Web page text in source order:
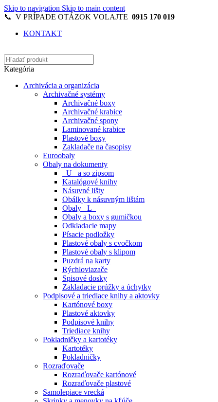
Skip to navigation Skip to main content
📞 V PRÍPADE OTÁZOK VOLAJTE 0915 170 019
KONTAKT
Kategória
Archivácia a organizácia
Archivačné systémy
Archivačné boxy
Archivačné krabice
Archivačné spony
Laminované krabice
Plastové boxy
Zakladače na časopisy
Euroobaly
Obaly na dokumenty
_U_ a so zipsom
Katalógové knihy
Násuvné lišty
Obálky k násuvným lištám
Obaly _L_
Obaly a boxy s gumičkou
Odkladacie mapy
Písacie podložky
Plastové obaly s cvočkom
Plastové obaly s klipom
Puzdrá na karty
Rýchloviazače
Spisové dosky
Zakladacie prúžky a úchytky
Podpisové a triediace knihy a aktovky
Kartónové boxy
Plastové aktovky
Podpisové knihy
Triediace knihy
Pokladničky a kartotéky
Kartotéky
Pokladničky
Rozraďovače
Rozraďovače kartónové
Rozraďovače plastové
Samolepiace vrecká